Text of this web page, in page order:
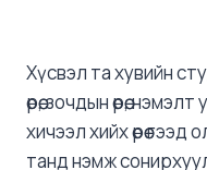
Хүсвэл та хувийн
өрөө, зочдын өрөө,
хичээл хийх өрөө гээд
танд нэмж